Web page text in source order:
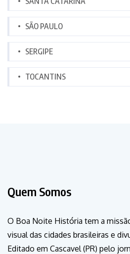
SÃO PAULO
SERGIPE
TOCANTINS
Quem Somos
O Boa Noite História tem a
visual das cidades brasileiras e
Editado em Cascavel (PR) pelo